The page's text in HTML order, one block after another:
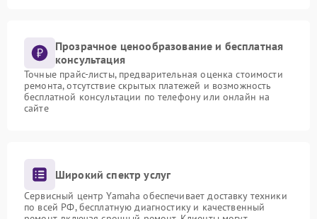
Прозрачное ценообразование и бесплатная
консультация
Точные прайс-листы, предварительная оценка стоимости
ремонта, отсутствие скрытых платежей и возможность
бесплатной консультации по телефону или онлайн на
сайте
Широкий спектр услуг
Сервисный центр Yamaha обеспечивает доставку техники
по всей РФ, бесплатную диагностику и качественный